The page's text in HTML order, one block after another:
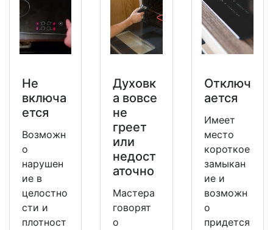
Не
включа
ется
Возможн
о
нарушен
ие в
целостно
сти и
плотност
Духовк
а вовсе
не
греет
или
недост
аточно
Мастера
говорят
о
Отключ
ается
Имеет
место
короткое
замыкан
ие и
возможн
о
придется